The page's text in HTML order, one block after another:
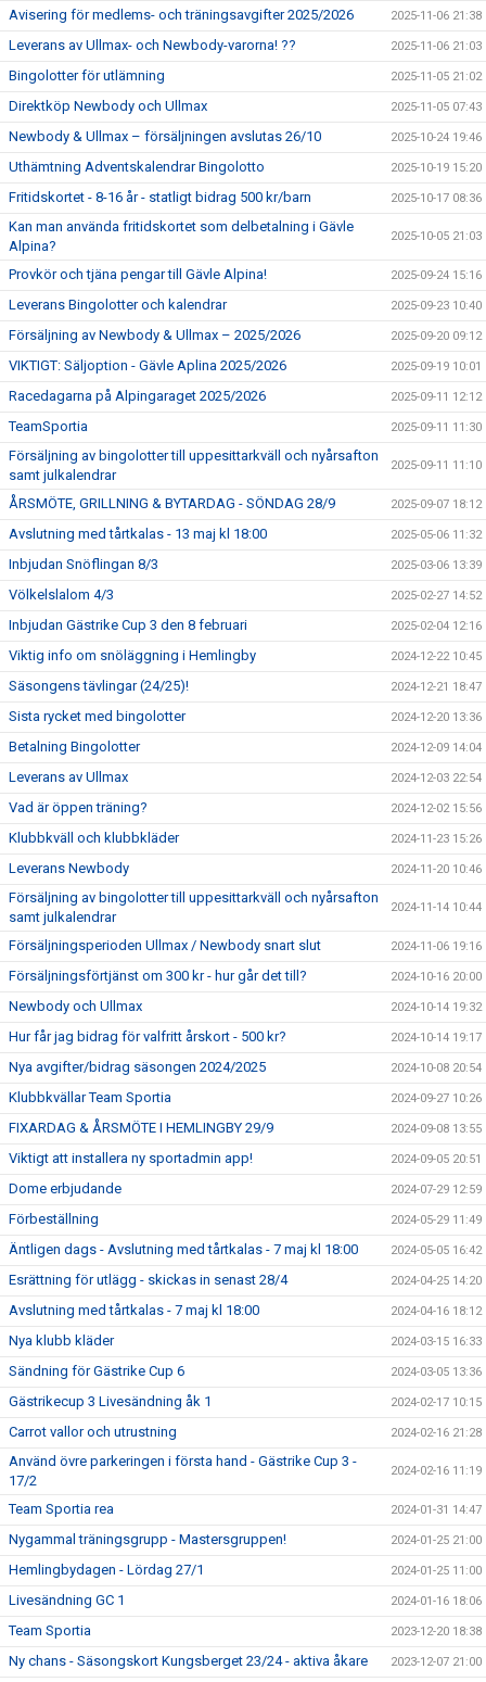
Avisering för medlems- och träningsavgifter 2025/2026 2025-11-06 21:38
Leverans av Ullmax- och Newbody-varorna! ?? 2025-11-06 21:03
Bingolotter för utlämning 2025-11-05 21:02
Direktköp Newbody och Ullmax 2025-11-05 07:43
Newbody & Ullmax – försäljningen avslutas 26/10 2025-10-24 19:46
Uthämtning Adventskalendrar Bingolotto 2025-10-19 15:20
Fritidskortet - 8-16 år - statligt bidrag 500 kr/barn 2025-10-17 08:36
Kan man använda fritidskortet som delbetalning i Gävle
Alpina?
2025-10-05 21:03
Provkör och tjäna pengar till Gävle Alpina! 2025-09-24 15:16
Leverans Bingolotter och kalendrar 2025-09-23 10:40
Försäljning av Newbody & Ullmax – 2025/2026 2025-09-20 09:12
VIKTIGT: Säljoption - Gävle Aplina 2025/2026 2025-09-19 10:01
Racedagarna på Alpingaraget 2025/2026 2025-09-11 12:12
TeamSportia 2025-09-11 11:30
Försäljning av bingolotter till uppesittarkväll och nyårsafton
samt julkalendrar
2025-09-11 11:10
ÅRSMÖTE, GRILLNING & BYTARDAG - SÖNDAG 28/9 2025-09-07 18:12
Avslutning med tårtkalas - 13 maj kl 18:00 2025-05-06 11:32
Inbjudan Snöflingan 8/3 2025-03-06 13:39
Völkelslalom 4/3 2025-02-27 14:52
Inbjudan Gästrike Cup 3 den 8 februari 2025-02-04 12:16
Viktig info om snöläggning i Hemlingby 2024-12-22 10:45
Säsongens tävlingar (24/25)! 2024-12-21 18:47
Sista rycket med bingolotter 2024-12-20 13:36
Betalning Bingolotter 2024-12-09 14:04
Leverans av Ullmax 2024-12-03 22:54
Vad är öppen träning? 2024-12-02 15:56
Klubbkväll och klubbkläder 2024-11-23 15:26
Leverans Newbody 2024-11-20 10:46
Försäljning av bingolotter till uppesittarkväll och nyårsafton
samt julkalendrar
2024-11-14 10:44
Försäljningsperioden Ullmax / Newbody snart slut 2024-11-06 19:16
Försäljningsförtjänst om 300 kr - hur går det till? 2024-10-16 20:00
Newbody och Ullmax 2024-10-14 19:32
Hur får jag bidrag för valfritt årskort - 500 kr? 2024-10-14 19:17
Nya avgifter/bidrag säsongen 2024/2025 2024-10-08 20:54
Klubbkvällar Team Sportia 2024-09-27 10:26
FIXARDAG & ÅRSMÖTE I HEMLINGBY 29/9 2024-09-08 13:55
Viktigt att installera ny sportadmin app! 2024-09-05 20:51
Dome erbjudande 2024-07-29 12:59
Förbeställning 2024-05-29 11:49
Äntligen dags - Avslutning med tårtkalas - 7 maj kl 18:00 2024-05-05 16:42
Esrättning för utlägg - skickas in senast 28/4 2024-04-25 14:20
Avslutning med tårtkalas - 7 maj kl 18:00 2024-04-16 18:12
Nya klubb kläder 2024-03-15 16:33
Sändning för Gästrike Cup 6 2024-03-05 13:36
Gästrikecup 3 Livesändning åk 1 2024-02-17 10:15
Carrot vallor och utrustning 2024-02-16 21:28
Använd övre parkeringen i första hand - Gästrike Cup 3 -
17/2
2024-02-16 11:19
Team Sportia rea 2024-01-31 14:47
Nygammal träningsgrupp - Mastersgruppen! 2024-01-25 21:00
Hemlingbydagen - Lördag 27/1 2024-01-25 11:00
Livesändning GC 1 2024-01-16 18:06
Team Sportia 2023-12-20 18:38
Ny chans - Säsongskort Kungsberget 23/24 - aktiva åkare 2023-12-07 21:00